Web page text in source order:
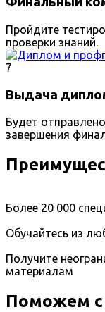
Пройдите
проверки знаний.
7
Выдача
Будет
завершения
Более 20 000
Обучайтесь из
Получите
материалам
Поможем